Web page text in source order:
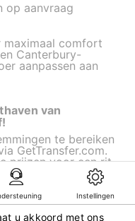
Instellingen
u akkoord met ons
op aanvraag
maximaal comfort
Canterbury-
aanpassen aan
van
te bereiken
GetTransfer.com.
prijzen voor een rit
aankomst.